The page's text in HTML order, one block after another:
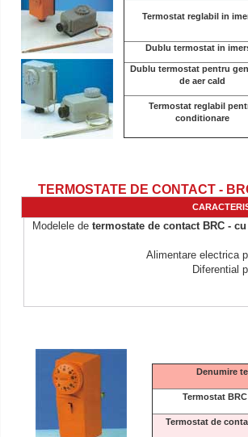
Termostat reglabil in
Dublu termostat in
Dublu termostat pentru
de aer cald
Termostat reglabil
conditionare
TERMOSTATE DE CONTACT -
Modelele determostate de contact BRC - cu
Alimentare electrica
Diferential
Denumire
Termostat
Termostat de